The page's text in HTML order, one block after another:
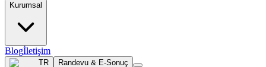
Kurumsal
Blogİletişim
TR Randevu & E-Sonuç